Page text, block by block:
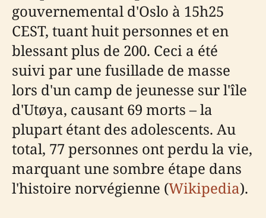
gouvernemental d'Oslo à 15h25
CEST, tuant huit personnes et en
blessant plus de 200. Ceci a été
suivi par une fusillade de masse
lors d'un camp de jeunesse sur l'île
d'Utøya, causant 69 morts – la
plupart étant des adolescents. Au
total, 77 personnes ont perdu la vie,
marquant une sombre étape dans
l'histoire norvégienne (Wikipedia).